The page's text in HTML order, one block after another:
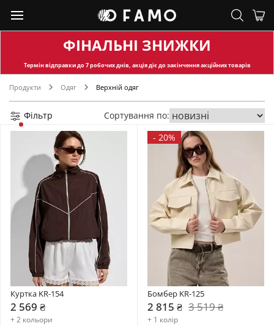
ФІНАЛЬНІ ЗНИЖКИ
Термін відправкидо 7 робочих днів, акція діє до закінчення акційних товарів
Продукти Одяг Верхній одяг
Фільтр Сортування по:
Куртка KR-154
2 569 ₴
+ 2 кольори
- 20%
Бомбер KR-125
2 815 ₴ 3 519 ₴
+ 1 колір